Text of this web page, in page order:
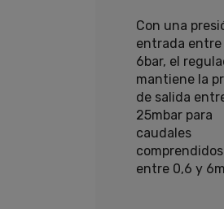
Con una
entrada entre
6bar, el
mantiene la
de salida
25mbar para
caudales
comprendidos
entre 0,6 y